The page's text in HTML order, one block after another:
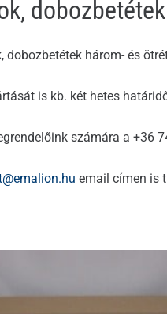
dobozbetétek három- és
is kb. két hetes
számára a +36
email címen is